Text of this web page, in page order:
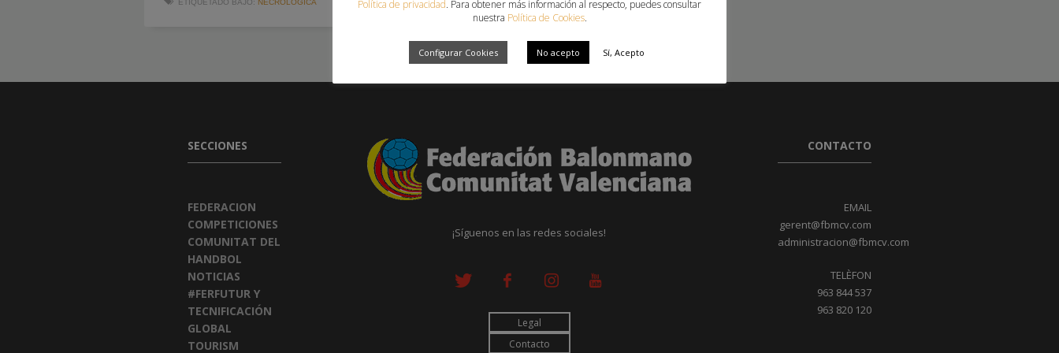
ETIQUETADO BAJO: NECROLOGICA
SECCIONES
FEDERACION
COMPETICIONES
COMUNITAT DEL
HANDBOL
NOTICIAS
#FERFUTUR Y
TECNIFICACIÓN
GLOBAL
TOURISM
¡Síguenos en las redes sociales!
Legal
Contacto
CONTACTO
EMAIL
gerent@fbmcv.com
administracion@fbmcv.com
TELÈFON
963 844 537
963 820 120
Política de privacidad. Para obtener más información al respecto, puedes consultar
nuestra Política de Cookies.
Configurar Cookies No acepto Sí, Acepto